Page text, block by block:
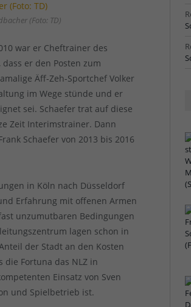
(Foto: TD)
war er Cheftrainer des
er den Posten zum
Äff-Zeh-Sportchef Volker
im Wege stünde und er
sei. Schaefer trat auf diese
Zeit Interimstrainer. Dann
Schaefer von 2013 bis 2016
in Köln nach Düsseldorf
Erfahrung mit offenen Armen
unzumutbaren Bedingungen
lagen schon in
der Stadt an den Kosten
die Fortuna das NLZ in
Einsatz von Sven
und Spielbetrieb ist.